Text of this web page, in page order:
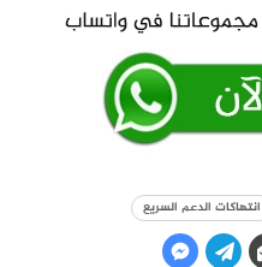
انتهاكات الدعم السريع